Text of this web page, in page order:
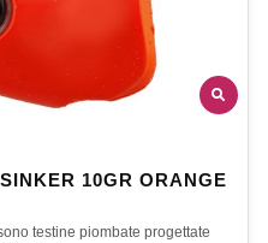
10GR ORANGE
testine piombate progettate